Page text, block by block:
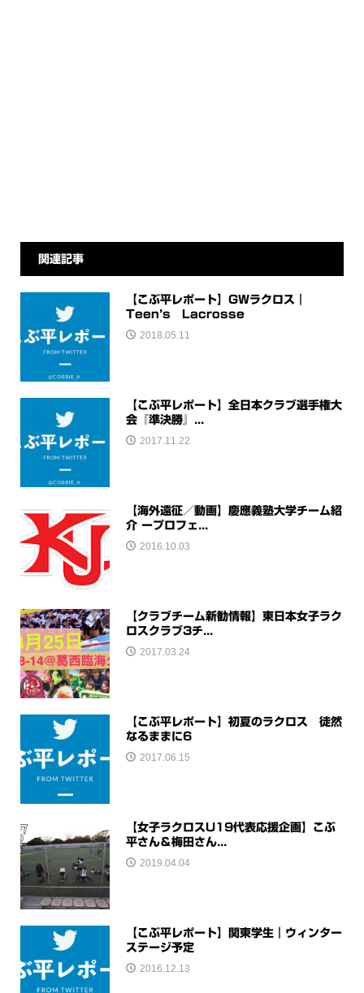
関連記事
【こぶ平レポート】GWラクロス｜
Teen’s Lacrosse
2018.05.11
【こぶ平レポート】全日本クラブ選手権大
会『準決勝』...
2017.11.22
【海外遠征／動画】慶應義塾大学チーム紹
介 ープロフェ...
2016.10.03
【クラブチーム新勧情報】東日本女子ラク
ロスクラブ3チ...
2017.03.24
【こぶ平レポート】初夏のラクロス 徒然
なるままに6
2017.06.15
【女子ラクロスU19代表応援企画】こぶ
平さん＆梅田さん...
2019.04.04
【こぶ平レポート】関東学生｜ウィンター
ステージ予定
2016.12.13